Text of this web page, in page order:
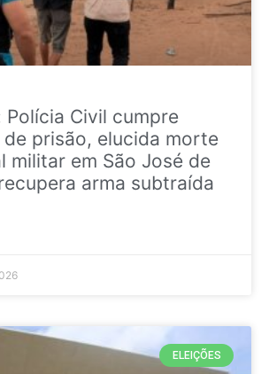
Polícia Civil cumpre
de prisão, elucida morte
militar em São José de
arma subtraída
ELEIÇÕES